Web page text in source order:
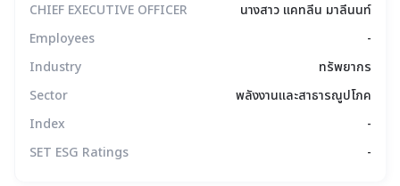
CHIEF EXECUTIVE OFFICER
นางสาว แคทลีน มาลีนนท์
Employees
-
Industry
ทรัพยากร
Sector
พลังงานและสาธารณูปโภค
Index
-
SET ESG Ratings
-